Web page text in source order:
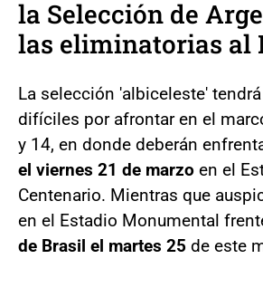
la Selección de
las eliminatorias al
La selección 'albiceleste'
difíciles por afrontar en el
y 14, en donde deberán
el viernes 21 de marzo en el
Centenario. Mientras que
en el Estadio Monumental
de Brasil el martes 25 de este